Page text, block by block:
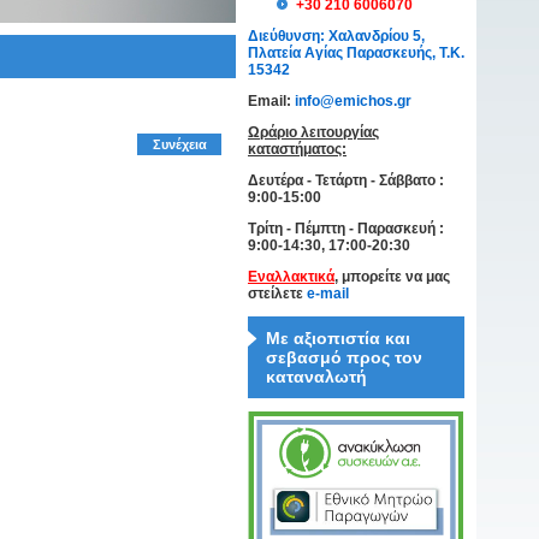
Συνέχεια
+30 210 6006070
Διεύθυνση: Χαλανδρίου 5,
Πλατεία Αγίας Παρασκευής, Τ.Κ.
15342
Email: info@emichos.gr
Ωράριο λειτουργίας
καταστήματος:
Δευτέρα - Τετάρτη - Σάββατο :
9:00-15:00
Τρίτη - Πέμπτη - Παρασκευή :
9:00-14:30, 17:00-20:30
Εναλλακτικά, μπορείτε να μας
στείλετε e-mail
Με αξιοπιστία και
σεβασμό προς τον
καταναλωτή